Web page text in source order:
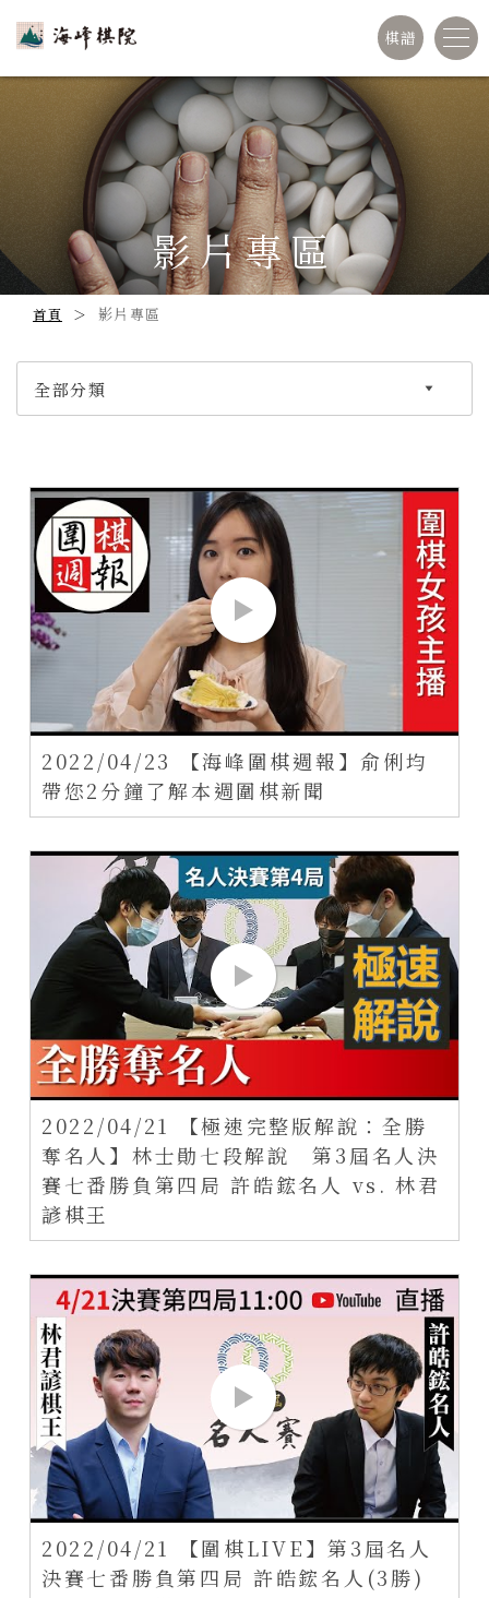
棋譜
影片專區
首頁 影片專區
2022/04/23 【海峰圍棋週報】俞俐均
帶您2分鐘了解本週圍棋新聞
2022/04/21 【極速完整版解說：全勝
奪名人】林士勛七段解說 第3屆名人決
賽七番勝負第四局 許皓鋐名人 vs. 林君
諺棋王
2022/04/21 【圍棋LIVE】第3屆名人
決賽七番勝負第四局 許皓鋐名人(3勝)